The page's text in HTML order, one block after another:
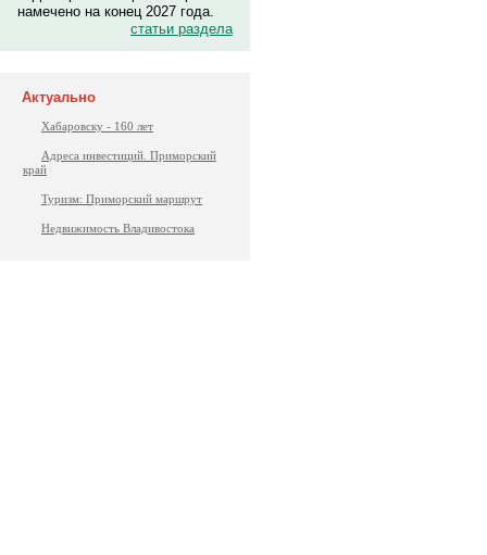
намечено на конец 2027 года.
статьи раздела
Актуально
Хабаровску - 160 лет
Адреса инвестиций. Приморский
край
Туризм: Приморский маршрут
Недвижимость Владивостока